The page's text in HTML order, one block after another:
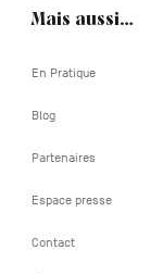
Mais aussi…
En Pratique
Blog
Partenaires
Espace presse
Contact